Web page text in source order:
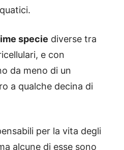
specie diverse tra
e con
da meno di un
a qualche decina di
per la vita degli
alcune di esse sono